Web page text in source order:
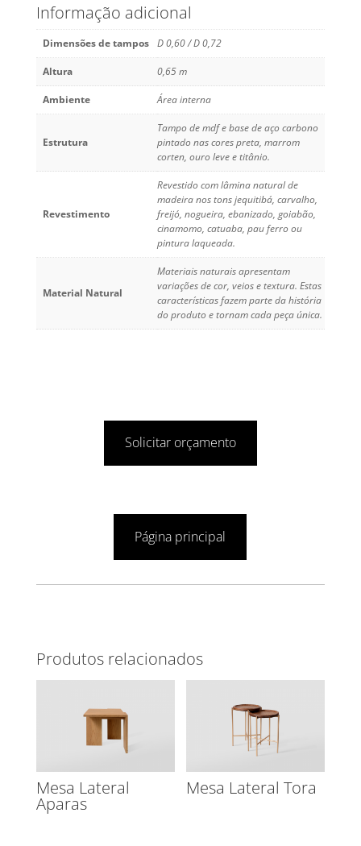
Informação adicional
Dimensões de tampos D 0,60 / D 0,72
Altura 0,65 m
Ambiente Área interna
Estrutura
Tampo de mdf e base de aço carbono
pintado nas cores preta, marrom
corten, ouro leve e titânio.
Revestimento
Revestido com lâmina natural de
madeira nos tons jequitibá, carvalho,
freijó, nogueira, ebanizado, goiabão,
cinamomo, catuaba, pau ferro ou
pintura laqueada.
Material Natural
Materiais naturais apresentam
variações de cor, veios e textura. Estas
características fazem parte da história
do produto e tornam cada peça única.
Solicitar orçamento
Página principal
Produtos relacionados
Mesa Lateral
Aparas
Mesa Lateral Tora